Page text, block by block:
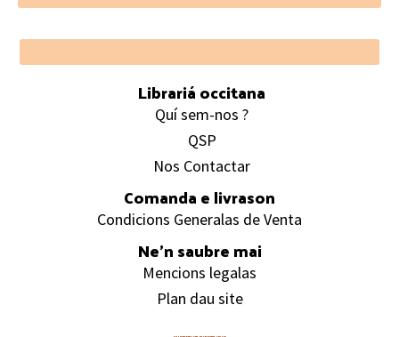
Footer
Librariá occitana
Quí sem-nos ?
QSP
Nos Contactar
Comanda e livrason
Condicions Generalas de Venta
Ne’n saubre mai
Mencions legalas
Plan dau site